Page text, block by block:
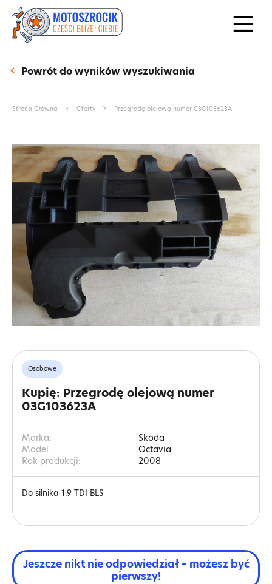
Powrót do wyników wyszukiwania
Strona Główna Oferty Przegrodę olejową numer 03G103623A
Osobowe
Kupię: Przegrodę olejową numer
03G103623A
Marka:
Skoda
Model:
Octavia
Rok produkcji:
2008
Do silnika 1.9 TDI BLS
Jeszcze nikt nie odpowiedział – możesz być
pierwszy!